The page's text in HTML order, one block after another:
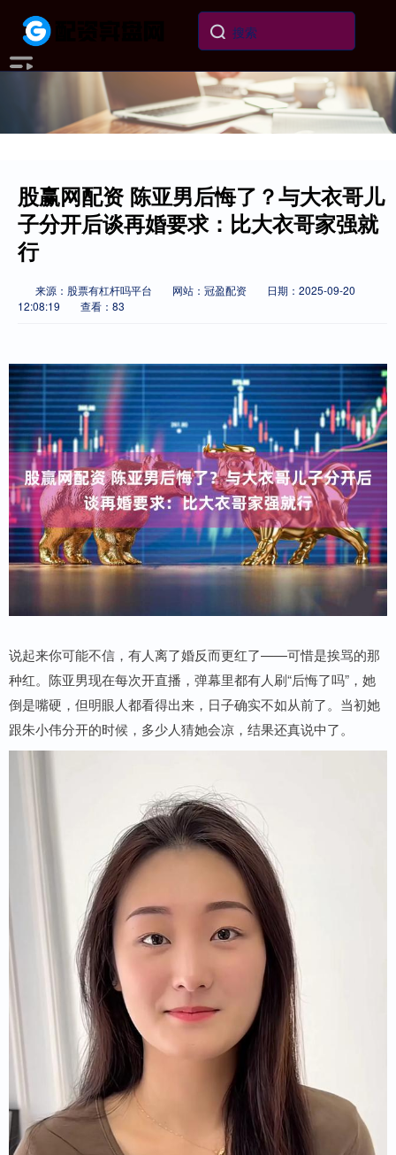
股赢网配资 陈亚男后悔了？与大衣哥儿
子分开后谈再婚要求：比大衣哥家强就
行
来源：股票有杠杆吗平台 网站：冠盈配资
日期：2025-09-20
12:08:19
查看：83
说起来你可能不信，有人离了婚反而更红了——可惜是挨骂的那
种红。陈亚男现在每次开直播，弹幕里都有人刷“后悔了吗”，她
倒是嘴硬，但明眼人都看得出来，日子确实不如从前了。当初她
跟朱小伟分开的时候，多少人猜她会凉，结果还真说中了。